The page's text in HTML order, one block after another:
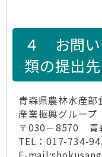
４ お問い
類の提出先
青森県農林水産
産業振興グループ
〒030－8570 青
TEL：017-734-